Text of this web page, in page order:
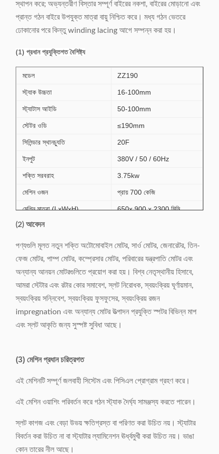
স্থাপন করে; অভ্যন্তরীণ বিস্তার সম্পূর্ণ বাইরের নকশা, বাইরের মোড়ানো এবং
প্রান্ত গঠন বাইরে উপযুক্ত মাত্রা বায়ু নিশ্চিত করে। মধ্য গঠন ভেতরে
ঢোকানোর পরে কিন্তু winding lacing আগে সম্পন্ন করা হয়।
(1) প্রধান প্রযুক্তিগত বৈশিষ্ট্য
মডেল ZZ190
স্ট্যাক উচ্চতা 16-100mm
স্ট্যাটাস আইডি 50-100mm
স্টেটর ওডি ≤190mm
সিলিন্ডার স্থানচ্যুতি 20F
ইনপুট 380V / 50 / 60Hz
শক্তি সরবরাহ 3.75kw
মেশিন ওজন প্রায় 700 কেজি
মেশিন মাত্রা (LxWxH)
650x 900 x 2300 মিমি
(2) আবেদন
পণ্যগুলি মূলত নতুন শক্তি অটোমোবাইল মোটর, সার্ও মোটর, জেনারেটর, তিন-
ফেজ মোটর, পাম্প মোটর, কম্প্রেসার মোটর, পরিবারের যন্ত্রপাতি মোটর এবং
অন্যান্য আনয়ন মোটরগুলিতে প্রয়োগ করা হয়। বিশ্ব নেতৃস্থানীয় হিসাবে,
আমরা স্টেটার এবং রটার কোর সমাবেশ, স্লট নিরোধক, স্বয়ংক্রিয় ঘূর্ণায়মান,
স্বয়ংক্রিয় সন্নিবেশ, স্বয়ংক্রিয় ফুসফুসের, স্বয়ংক্রিয় রজন
impregnation এবং অন্যান্য মোটর উত্পাদন প্রযুক্তি স্পটর বিভিন্ন মাপ
এবং স্লট আকৃতি জন্য সুস্পষ্ট সুবিধা আছে।
(3) মেশিন প্রধান চরিত্রগত
এই মেশিনটি সম্পূর্ণ জলবাহী সিস্টেম এবং পিসিএল প্রোগ্রাম গ্রহণ করে।
এই মেশিন ওয়াশিং পরিবর্তন করে গঠন স্ট্যাক দৈর্ঘ্য সামঞ্জস্য করতে পারেন।
স্লট কাগজ এবং বেড়া উভয় ক্ষতিগ্রস্ত বা পরিণত করা উচিত নয়। স্ট্যাটার
বিবর্তন করা উচিত না বা স্ট্যাটার ল্যামিনেশন ঊর্ধ্বমুখী করা উচিত নয়। ভাঙা
কোন তারের নীল আছে।